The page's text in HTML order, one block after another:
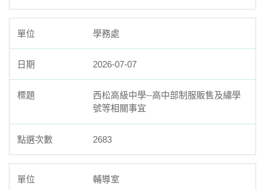
校外競賽公告
在家線上上課規定與申請
學務處
2026-07-07
西松高級中學--高中部制服販售及繡學
號等相關事宜
2683
輔導室